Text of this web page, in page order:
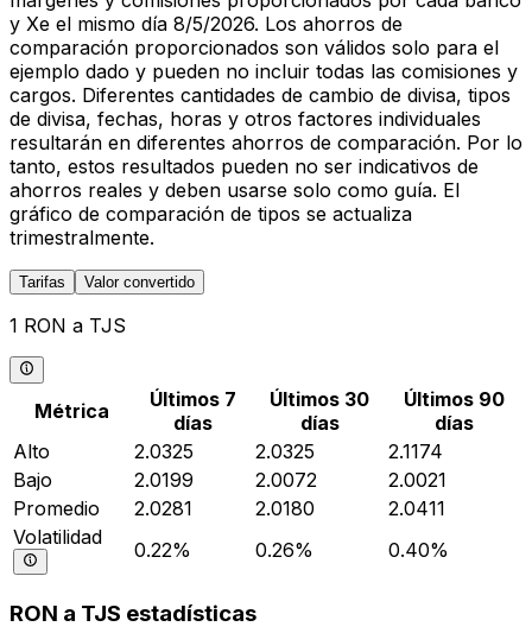
y Xe el mismo día 8/5/2026. Los ahorros de
comparación proporcionados son válidos solo para el
ejemplo dado y pueden no incluir todas las comisiones y
cargos. Diferentes cantidades de cambio de divisa, tipos
de divisa, fechas, horas y otros factores individuales
resultarán en diferentes ahorros de comparación. Por lo
tanto, estos resultados pueden no ser indicativos de
ahorros reales y deben usarse solo como guía. El
gráfico de comparación de tipos se actualiza
trimestralmente.
Tarifas Valor convertido
1 RON a TJS
Métrica
Últimos 7
días
Últimos 30
días
Últimos 90
días
Alto
2.0325 2.0325
2.1174
Bajo
2.0199 2.0072
2.0021
Promedio
2.0281 2.0180
2.0411
Volatilidad
0.22% 0.26% 0.40%
RON a TJS estadísticas